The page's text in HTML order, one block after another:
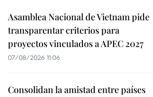
Asamblea Nacional de Vietnam pide
transparentar criterios para
proyectos vinculados a APEC 2027
07/08/2026 11:06
Consolidan la amistad entre países